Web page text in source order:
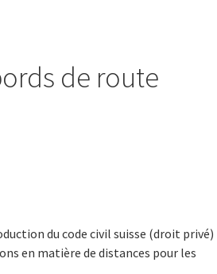
de route
du code civil suisse (droit privé)
en matière de distances pour les